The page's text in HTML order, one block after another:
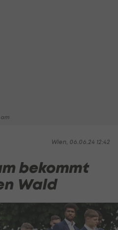
Wien, 06.06.24 12:42
bekommt
Wald